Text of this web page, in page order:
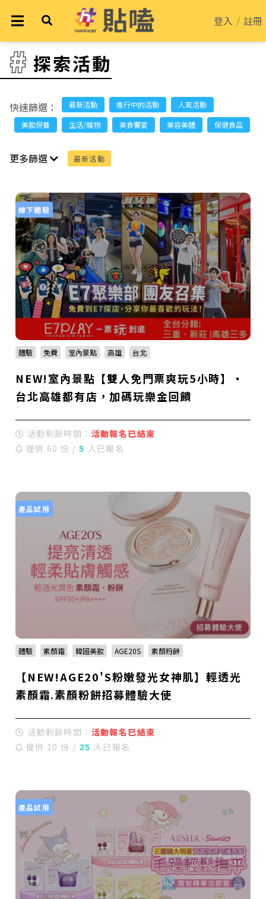
登入 / 註冊
探索活動
快速篩選： 最新活動 進行中的活動
人氣活動
美妝保養
生活/雜物 美食饗宴 美容美體 保健食品
更多篩選 最新活動
線下體驗
體驗 免費 室內景點 高雄 台北
NEW!室內景點【雙人免門票爽玩5小時】・
台北高雄都有店，加碼玩樂金回饋
活動剩餘時間： 活動報名已結束
提供 60 份 / 5 人已報名
產品試用
體驗 素顏霜 韓國美妝 AGE20S 素顏粉餅
【NEW!AGE20'S粉嫩發光女神肌】輕透光
素顏霜.素顏粉餅招募體驗大使
活動剩餘時間： 活動報名已結束
提供 10 份 / 25 人已報名
產品試用